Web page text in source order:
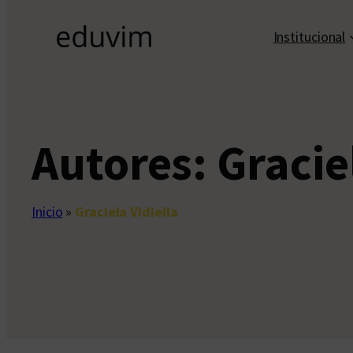
Institucional
Autores:
Inicio » Graciela Vidiella